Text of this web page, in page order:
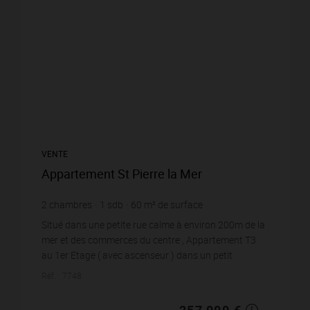
VENTE
Appartement St Pierre la Mer
2 chambres sdb 60 m² de surface
Situé dans une petite rue calme à environ 200m de la
mer et des commerces du centre , Appartement T3
au 1er Etage ( avec ascenseur ) dans un petit